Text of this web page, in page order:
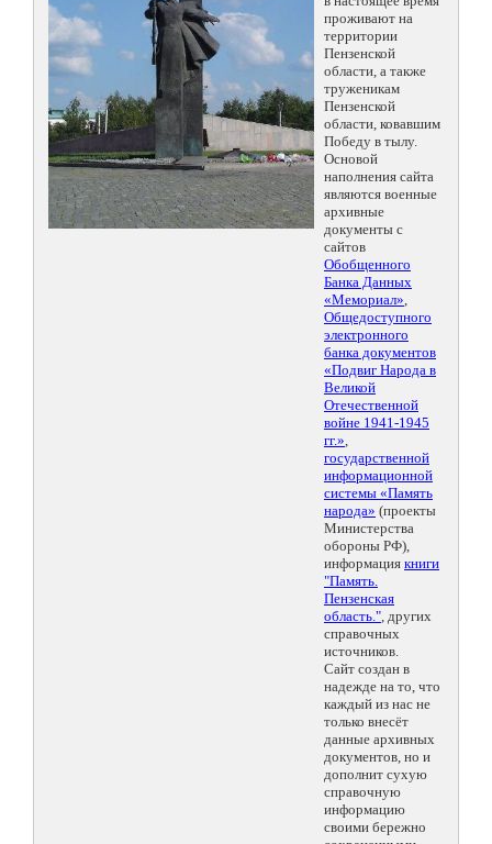
проживают на
территории
Пензенской
области, а также
труженикам
Пензенской
области, ковавшим
Победу в тылу.
Основой
наполнения сайта
являются военные
архивные
документы с
сайтов
Обобщенного
Банка Данных
«Мемориал»,
Общедоступного
электронного
банка документов
«Подвиг Народа в
Великой
Отечественной
войне 1941-1945
гг.»,
государственной
информационной
системы «Память
народа» (проекты
Министерства
обороны РФ),
информация книги
"Память.
Пензенская
область.", других
справочных
источников.
Сайт создан в
надежде на то, что
каждый из нас не
только внесёт
данные архивных
документов, но и
дополнит сухую
справочную
информацию
своими бережно